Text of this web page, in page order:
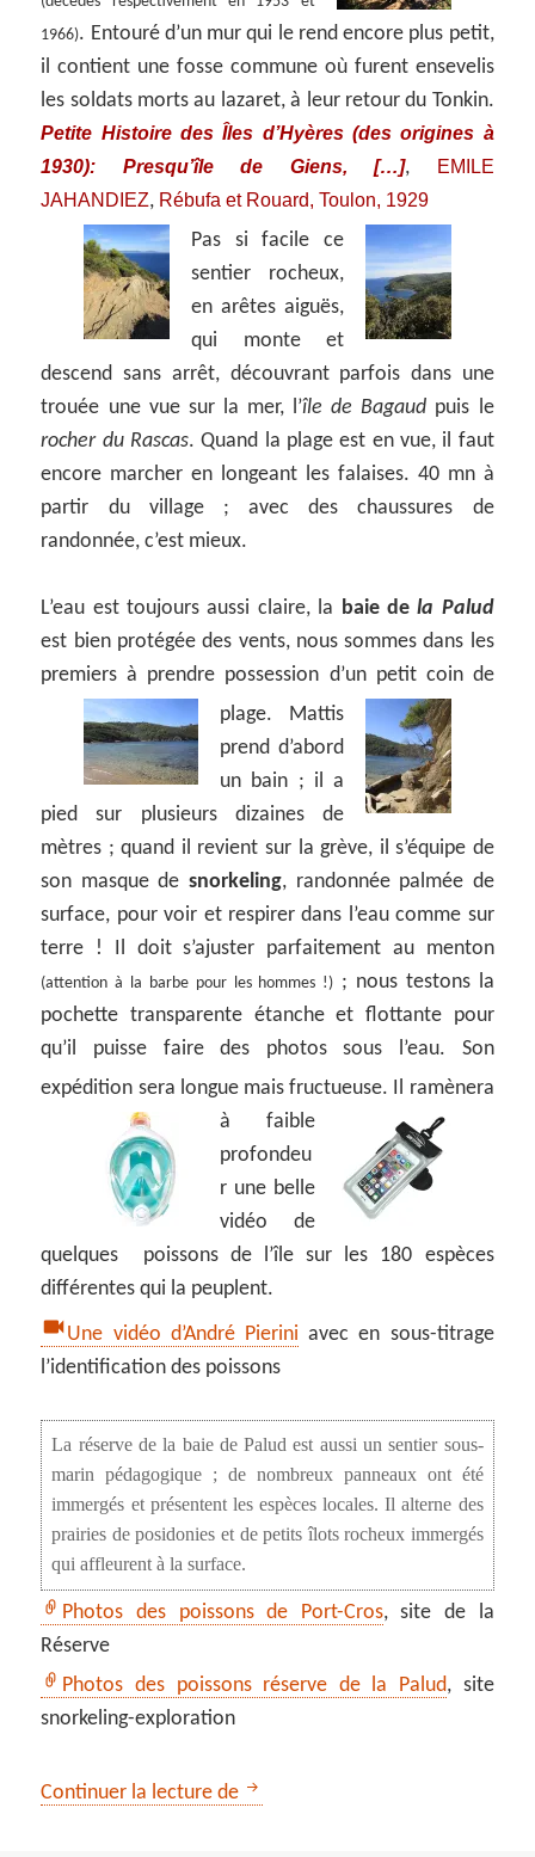
1966). Entouré d’un mur qui le rend encore plus petit,
il contient une fosse commune où furent ensevelis
les soldats morts au lazaret, à leur retour du Tonkin.
Petite Histoire des Îles d’Hyères (des origines à
1930): Presqu’île de Giens, […],
EMILE
JAHANDIEZ, Rébufa et Rouard, Toulon, 1929
Pas si facile ce
sentier rocheux,
en arêtes aiguës,
qui monte et
descend sans arrêt, découvrant parfois dans une
trouée une vue sur la mer, l’île de Bagaud puis le
rocher du Rascas. Quand la plage est en vue, il faut
encore marcher en longeant les falaises. 40 mn à
partir du village ; avec des chaussures de
randonnée, c’est mieux.
L’eau est toujours aussi claire, la baie dela Palud
est bien protégée des vents, nous sommes dans les
premiers à prendre possession d’un petit coin de
plage. Mattis
prend d’abord
un bain ; il a
pied sur plusieurs dizaines de
mètres ; quand il revient sur la grève, il s’équipe de
son masque de snorkeling, randonnée palmée de
surface, pour voir et respirer dans l’eau comme sur
terre ! Il doit s’ajuster parfaitement au menton
(attention à la barbe pour les hommes !) ; nous testons la
pochette transparente étanche et flottante pour
qu’il puisse faire des photos sous l’eau. Son
expédition sera longue mais fructueuse. Il ramènera
à faible
profondeu
r une belle
vidéo de
quelques poissons de l’île sur les 180 espèces
différentes qui la peuplent.
Une vidéo d’André Pierini avec en sous-titrage
l’identification des poissons
La réserve de la baie de Palud est aussi un sentier sous-
marin pédagogique ; de nombreux panneaux ont été
immergés et présentent les espèces locales. Il alterne des
prairies de posidonies et de petits îlots rocheux immergés
qui affleurent à la surface.
Photos des poissons de Port-Cros, site de la
Réserve
Photos des poissons réserve de la Palud, site
snorkeling-exploration
Continuer la lecture de ** Ile de Port-Cros : plongée et